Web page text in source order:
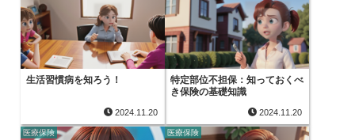
生活習慣病を知ろう！
2024.11.20
特定部位不担保：知っておくべ
き保険の基礎知識
2024.11.20
医療保険 医療保険